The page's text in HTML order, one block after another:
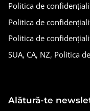
Politica de
Politica de
Politica de
SUA, CA, NZ, Politica
Alătură-te